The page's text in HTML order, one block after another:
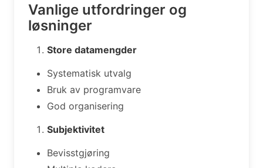
Vanlige utfordringer og
løsninger
Store datamengder
Systematisk utvalg
Bruk av programvare
God organisering
Subjektivitet
Bevisstgjøring